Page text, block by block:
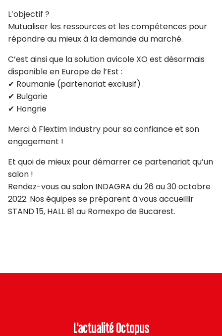
L’objectif ?
Mutualiser les ressources et les compétences pour
répondre au mieux à la demande du marché.
C’est ainsi que la solution avicole XO est désormais
disponible en Europe de l’Est :
✔ Roumanie (partenariat exclusif)
✔ Bulgarie
✔ Hongrie
Merci à Flextim Industry pour sa confiance et son
engagement !
Et quoi de mieux pour démarrer ce partenariat qu’un
salon !
Rendez-vous au salon INDAGRA du 26 au 30 octobre
2022. Nos équipes se préparent à vous accueillir
STAND 15, HALL B1 au Romexpo de Bucarest.
L'actualité Octopus